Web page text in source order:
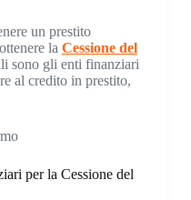
un prestito
la Cessione del
sono gli enti finanziari
al credito in prestito,
per la Cessione del